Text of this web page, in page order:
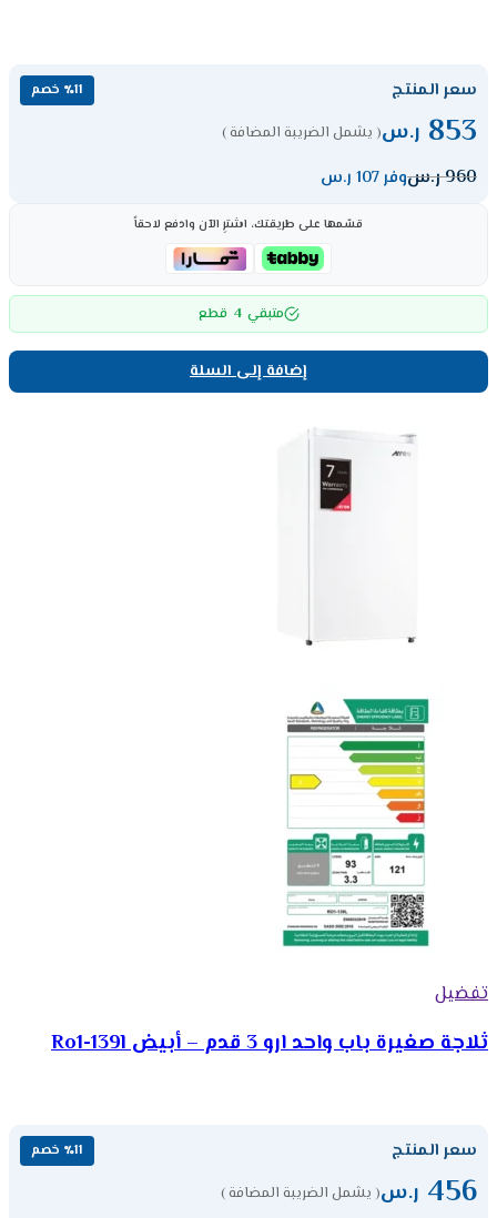
سعر المنتج ٪11 خصم
853 ر.س( يشمل الضريبة المضافة )
960ر.سوفر 107 ر.س
قسّمها على طريقتك، اشترِ الآن وادفع لاحقاً
متبقي 4 قطع
إضافة إلى السلة
تفضيل
ثلاجة صغيرة باب واحد ارو 3 قدم – أبيض Ro1-139l
سعر المنتج ٪11 خصم
456 ر.س( يشمل الضريبة المضافة )